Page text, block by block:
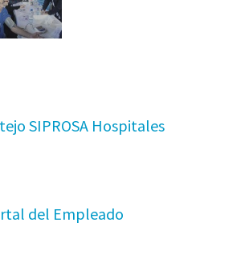
SIPROSA Hospitales
del Empleado